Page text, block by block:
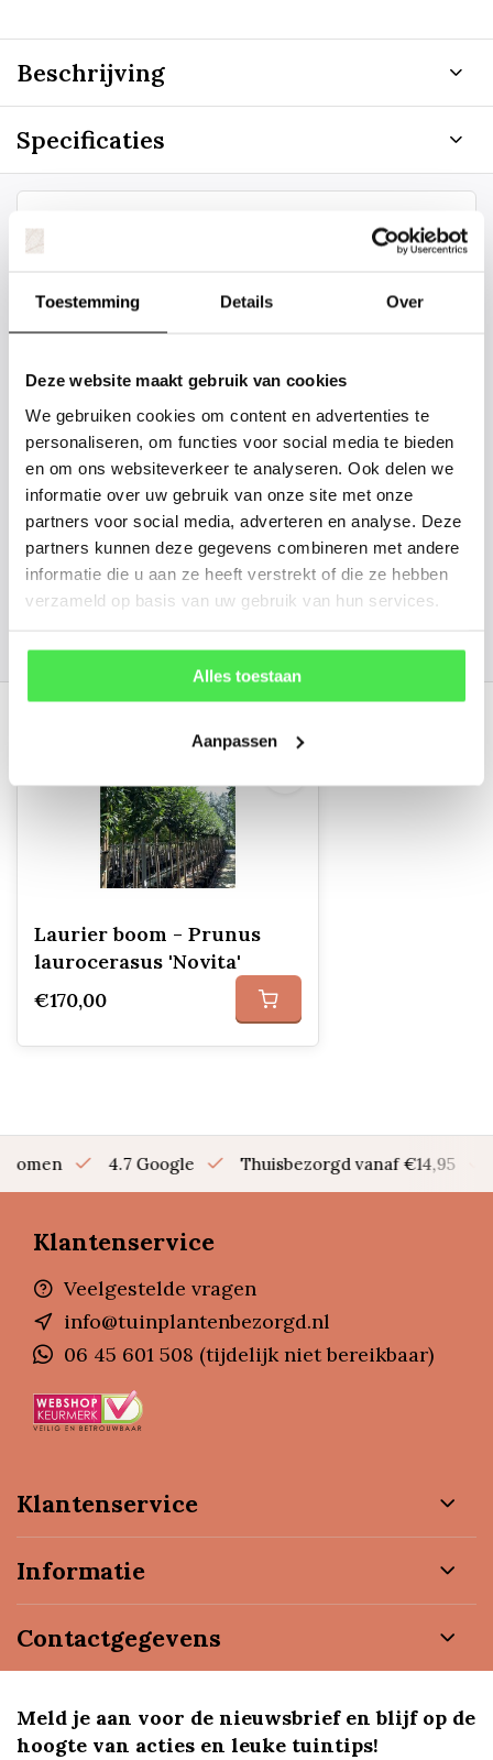
Toestemming Details Over
Deze website maakt gebruik van cookies
We gebruiken cookies om content en advertenties te
personaliseren, om functies voor social media te bieden
en om ons websiteverkeer te analyseren. Ook delen we
informatie over uw gebruik van onze site met onze
partners voor social media, adverteren en analyse. Deze
partners kunnen deze gegevens combineren met andere
informatie die u aan ze heeft verstrekt of die ze hebben
verzameld op basis van uw gebruik van hun services.
Alles toestaan
Aanpassen
Beschrijving
Specificaties
Staat uw plantsoort of maat er niet
tussen? Laat het ons weten, dan
gaan we voor u kijken. Stuur ons
de plantnaam, hoogte, stamdikte en
boom er ongeveer eruit ziet? We
kunnen u een foto sturen.
info@tuinplantenbezorgd.nl
06 45 601 508 (tijdelijk niet bereikbaar)
Recent bekeken
Laurier boom - Prunus
laurocerasus 'Novita'
€170,00
bomen 4.7 Google Thuisbezorgd vanaf €14,95
Klantenservice
Veelgestelde vragen
info@tuinplantenbezorgd.nl
06 45 601 508 (tijdelijk niet bereikbaar)
Klantenservice
Informatie
Contactgegevens
Meld je aan voor de nieuwsbrief en blijf op de
hoogte van acties en leuke tuintips!